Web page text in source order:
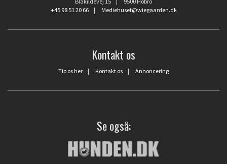
+45 98 51 20 66| Mediehuset@wiegaarden.dk
Kontakt os
Tip os her | Kontakt os | Annoncering
Se også: